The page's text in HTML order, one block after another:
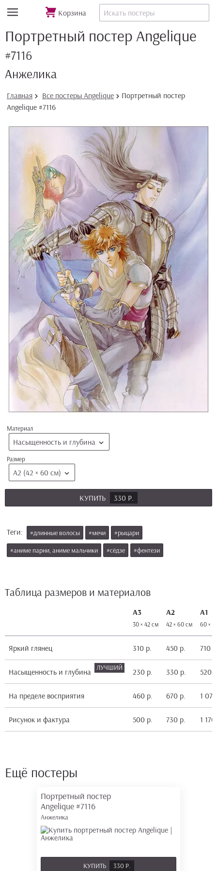
Корзина
Портретный постер Angelique
#7116
Анжелика
Главная Все постеры Angelique
Портретный постер
Angelique #7116
Материал
Насыщенность и глубина
Размер
А2 (42 × 60 см)
КУПИТЬ 330 Р.
Теги: #длинные волосы #мечи
#рыцари
#аниме парни, аниме мальчики
#сёдзе #фентези
Таблица размеров и материалов
А3
30 × 42 см
А2
42 × 60 см
А1
60 ×
Яркий глянец 310 р. 450 р. 710
Насыщенность и глубина 230 р. 330 р. 520
На пределе восприятия 460 р. 670 р. 1
Рисунок и фактура 500 р. 730 р. 1
Ещё постеры
Портретный постер
Angelique #7116
Анжелика
КУПИТЬ 330 Р.